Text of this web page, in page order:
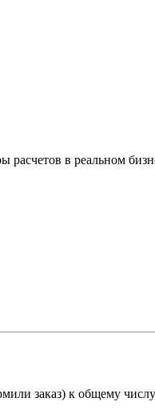
расчетов в реальном
заказ) к общему числу